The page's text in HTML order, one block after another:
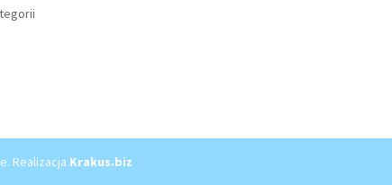
Realizacja Krakus.biz